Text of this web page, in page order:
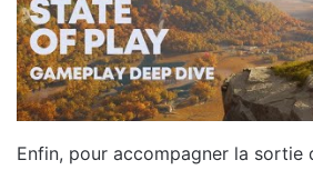
Enfin, pour accompagner la sortie